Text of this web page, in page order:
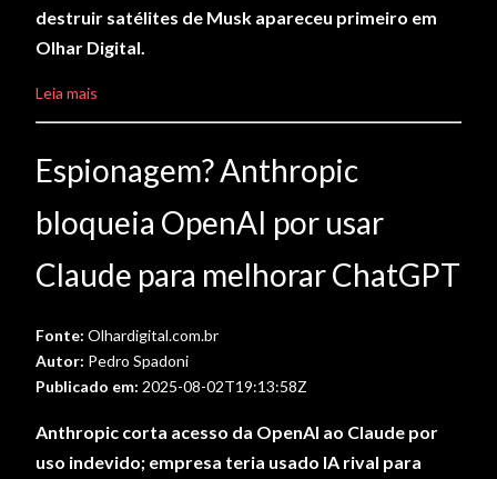
destruir satélites de Musk apareceu primeiro em
Olhar Digital.
Leia mais
Espionagem? Anthropic
bloqueia OpenAI por usar
Claude para melhorar ChatGPT
Fonte: Olhardigital.com.br
Autor: Pedro Spadoni
Publicado em: 2025-08-02T19:13:58Z
Anthropic corta acesso da OpenAI ao Claude por
uso indevido; empresa teria usado IA rival para